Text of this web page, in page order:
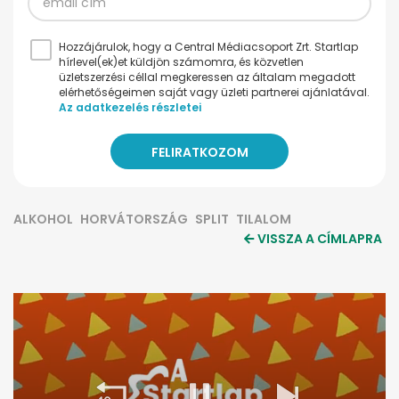
Hozzájárulok, hogy a Central Médiacsoport Zrt. Startlap
hírlevel(ek)et küldjön számomra, és közvetlen
üzletszerzési céllal megkeressen az általam megadott
elérhetőségeimen saját vagy üzleti partnerei ajánlatával.
Az adatkezelés részletei
ALKOHOL HORVÁTORSZÁG SPLIT TILALOM
VISSZA A CÍMLAPRA